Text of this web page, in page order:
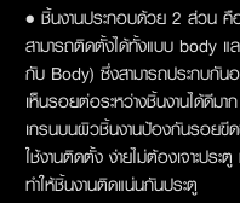
• ชิ้นงานประกอบด้วย 2 ส่วน คื
สามารถติดตั้งได้ทั้งแบบ body แ
กับ Body) ซึ่งสามารถประกบกัน
เห็นรอยต่อระหว่างชิ้นงานได้ดีม
เกรนบนผิวชิ้นงานป้องกันรอยขีด
ใช้งานติดตั้ง ง่ายไม่ต้องเจาะปร
ทำให้ชิ้นงานติดแน่นกันประตู